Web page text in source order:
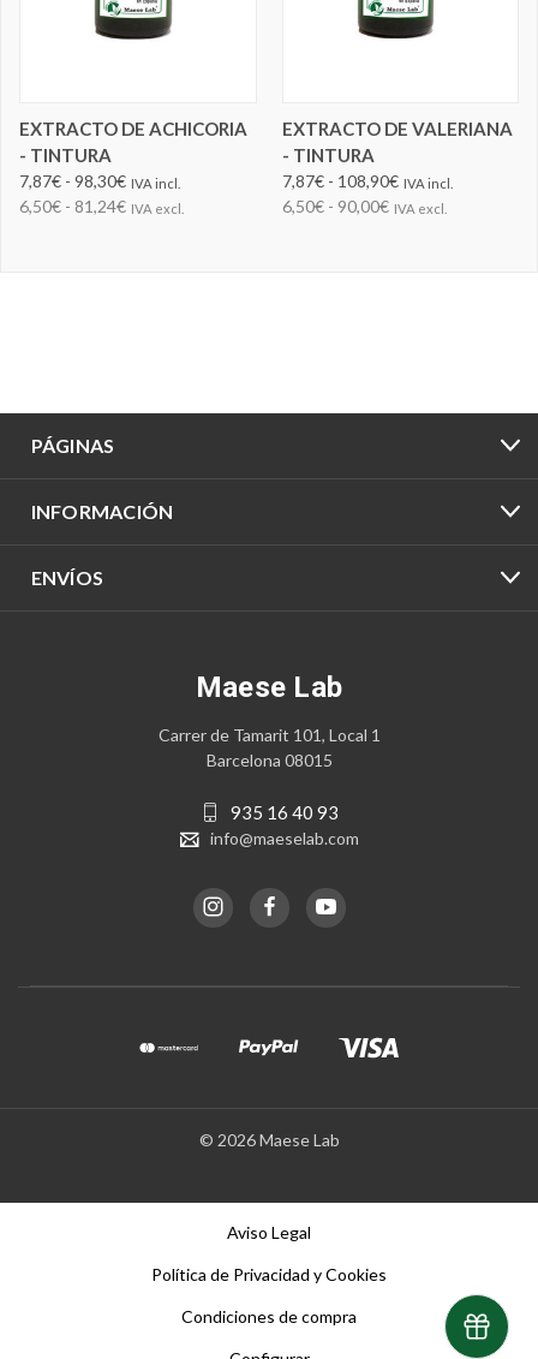
EXTRACTO DE ACHICORIA
- TINTURA
7,87€ - 98,30€ IVA incl.
6,50€ - 81,24€ IVA excl.
EXTRACTO DE VALERIANA
- TINTURA
7,87€ - 108,90€ IVA incl.
6,50€ - 90,00€ IVA excl.
PÁGINAS
INFORMACIÓN
ENVÍOS
Maese Lab
Carrer de Tamarit 101, Local 1
Barcelona 08015
935 16 40 93
info@maeselab.com
© 2026 Maese Lab
Aviso Legal
Política de Privacidad y Cookies
Condiciones de compra